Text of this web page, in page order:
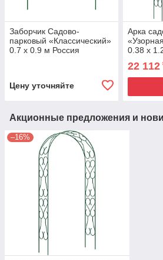
Заборчик Садово-
парковый «Классический»
0.7 х 0.9 м Россия
Цену уточняйте
Арка
0.38 х
22 112
Акционные предложения и
–16%